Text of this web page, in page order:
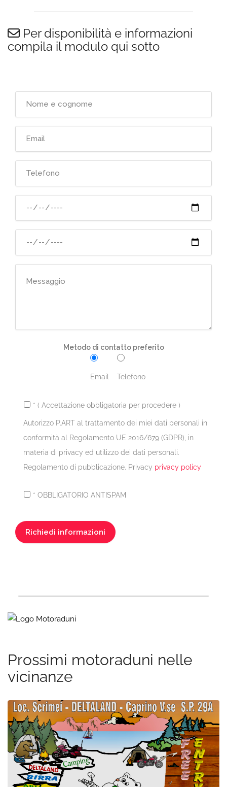
Per disponibilità e informazioni
compila il modulo qui sotto
Metodo di contatto preferito
Email Telefono
* ( Accettazione obbligatoria per procedere )
Autorizzo P.ART al trattamento dei miei dati personali in
conformità al Regolamento UE 2016/679 (GDPR), in
materia di privacy ed utilizzo dei dati personali.
Regolamento di pubblicazione. Privacy privacy policy
* OBBLIGATORIO ANTISPAM
Prossimi motoraduni nelle
vicinanze